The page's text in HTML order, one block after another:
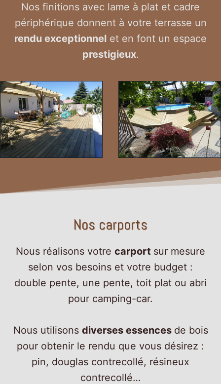
Nos finitions avec lame à plat et cadre
périphérique donnent à votre terrasse un
rendu exceptionnel et en font un espace
prestigieux.
Nos carports
Nous réalisons votre carport sur mesure
selon vos besoins et votre budget :
double pente, une pente, toit plat ou abri
pour camping-car.
Nous utilisons diverses essences de bois
pour obtenir le rendu que vous désirez :
pin, douglas contrecollé, résineux
contrecollé…